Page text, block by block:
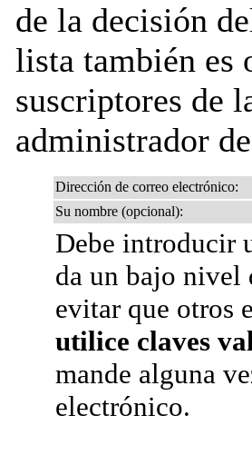
de la decisión
lista también es
suscriptores de
administrador
Dirección de correo electrónico:
Su nombre (opcional):
Debe introducir
da un bajo nivel
evitar que otros
utilice claves
mande alguna
electrónico.